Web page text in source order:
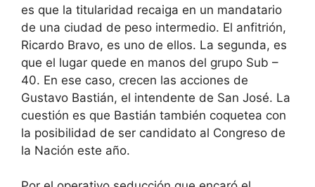
es que la titularidad recaiga en un mandatario
de una ciudad de peso intermedio. El anfitrión,
Ricardo Bravo, es uno de ellos. La segunda, es
que el lugar quede en manos del grupo Sub –
40. En ese caso, crecen las acciones de
Gustavo Bastián, el intendente de San José. La
cuestión es que Bastián también coquetea con
la posibilidad de ser candidato al Congreso de
la Nación este año.